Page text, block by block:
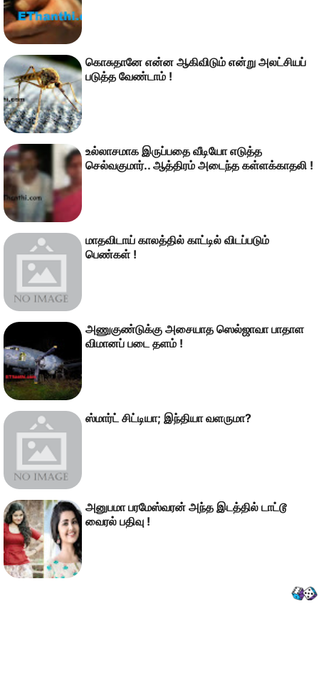
கொசுதானே என்ன ஆகிவிடும் என்று அலட்சியப்
படுத்த வேண்டாம் !
உல்லாசமாக இருப்பதை வீடியோ எடுத்த
செல்வகுமார்.. ஆத்திரம் அடைந்த கள்ளக்காதலி !
மாதவிடாய் காலத்தில் காட்டில் விடப்படும்
பெண்கள் !
அணுகுண்டுக்கு அசையாத ஸெல்ஜாவா பாதாள
விமானப் படை தளம் !
ஸ்மார்ட் சிட்டியா; இந்தியா வளருமா?
அனுபமா பரமேஸ்வரன் அந்த இடத்தில் டாட்டூ
வைரல் பதிவு !